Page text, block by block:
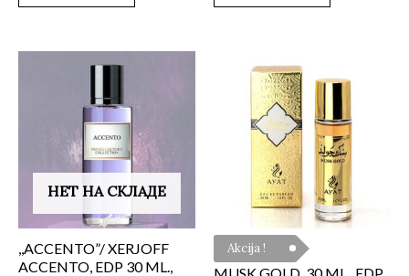
НЕТ НА СКЛАДЕ
,,ACCENTO”/ XERJOFF
ACCENTO, EDP 30 ML.,
Akcija !